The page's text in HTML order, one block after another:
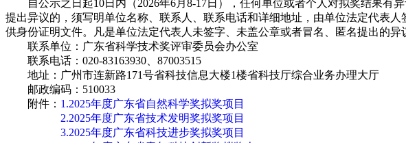
自公示之日起10日内（2026年6月8-17日），任何单位或者个人对拟奖结果有
提出异议的，须写明单位名称、联系人、联系电话和详细地址，由单位法定代表
供身份证明文件。凡是单位法定代表人未签字、未盖公章或者冒名、匿名提出的异
联系单位：广东省科学技术奖评审委员会办公室
联系电话：020-83163930、87003515
地址：广州市连新路171号省科技信息大楼1楼省科技厅综合业务办理大厅
邮政编码：510033
附件： 1.2025年度广东省自然科学奖拟奖项目
2.2025年度广东省技术发明奖拟奖项目
3.2025年度广东省科技进步奖拟奖项目